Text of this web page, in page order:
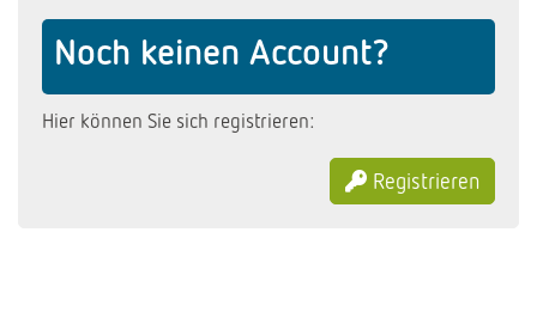
Noch keinen Account?
Hier können Sie sich registrieren:
Registrieren